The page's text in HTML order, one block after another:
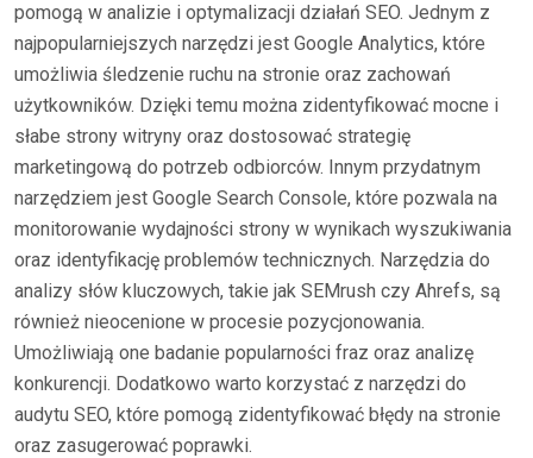
pomogą w analizie i optymalizacji działań SEO. Jednym z
najpopularniejszych narzędzi jest Google Analytics, które
umożliwia śledzenie ruchu na stronie oraz zachowań
użytkowników. Dzięki temu można zidentyfikować mocne i
słabe strony witryny oraz dostosować strategię
marketingową do potrzeb odbiorców. Innym przydatnym
narzędziem jest Google Search Console, które pozwala na
monitorowanie wydajności strony w wynikach wyszukiwania
oraz identyfikację problemów technicznych. Narzędzia do
analizy słów kluczowych, takie jak SEMrush czy Ahrefs, są
również nieocenione w procesie pozycjonowania.
Umożliwiają one badanie popularności fraz oraz analizę
konkurencji. Dodatkowo warto korzystać z narzędzi do
audytu SEO, które pomogą zidentyfikować błędy na stronie
oraz zasugerować poprawki.